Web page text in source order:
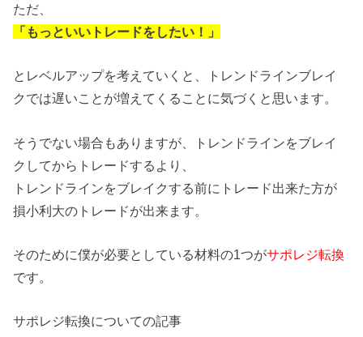
ただ、
「もっといいトレードをしたい！」
とレベルアップを考えていくと、トレンドラインブレイ
クでは遅いことが増えてくることに気づくと思います。
そうでない場合もありますが、トレンドラインをブレイ
クしてからトレードするより、
トレンドラインをブレイクする前にトレード出来た方が
損小利大のトレードが出来ます。
そのために僕が必要としている材料の1つがサポレジ転換
です。
サポレジ転換についての記事